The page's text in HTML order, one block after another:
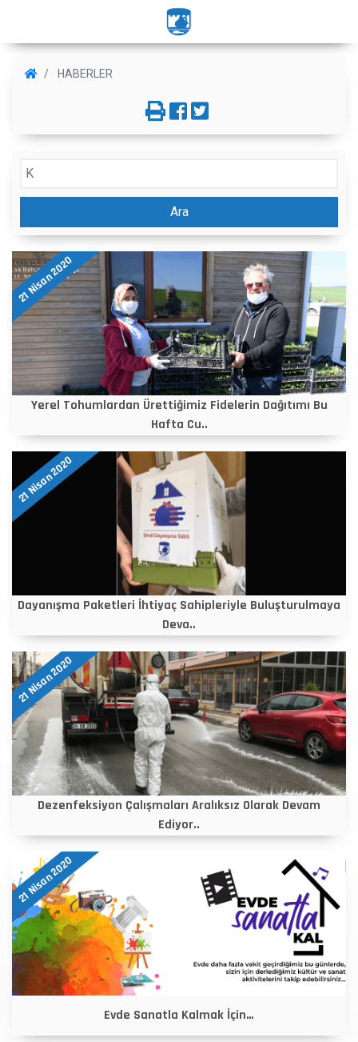
HABERLER
Ara
21 Nisan 2020
Yerel Tohumlardan Ürettiğimiz Fidelerin Dağıtımı Bu
Hafta Cu..
21 Nisan 2020
Dayanışma Paketleri İhtiyaç Sahipleriyle Buluşturulmaya
Deva..
21 Nisan 2020
Dezenfeksiyon Çalışmaları Aralıksız Olarak Devam
Ediyor..
21 Nisan 2020
Evde Sanatla Kalmak İçin…